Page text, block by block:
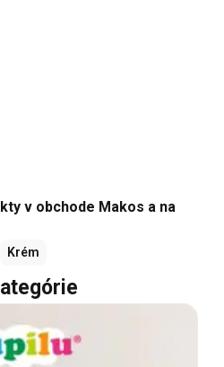
v obchode Makos a na
Krém